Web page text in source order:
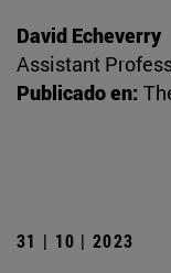
David Echeverry
Assistant
Publicado en:
31 | 10 | 2023